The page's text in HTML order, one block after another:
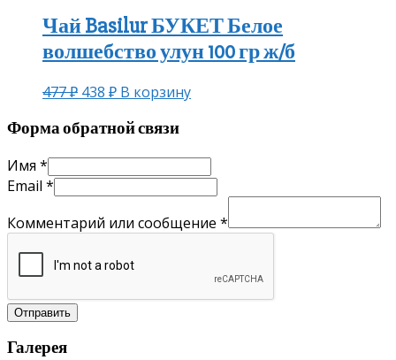
Чай Basilur БУКЕТ Белое
волшебство улун 100 гр ж/б
477₽ 438 ₽ В корзину
Форма обратной связи
Имя *
Email *
Комментарий или сообщение *
Отправить
Галерея